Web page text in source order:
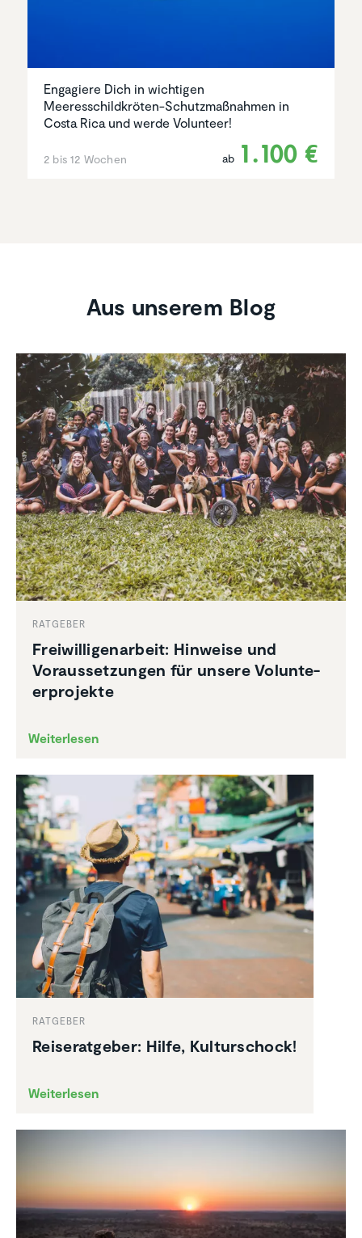
Engagiere Dich in wichtigen
Meeresschildkröten-Schutzmaßnahmen in
Costa Rica und werde Volunteer!
2 bis 12 Wochen ab 1.100 €
Aus unserem Blog
RATGEBER
Freiwil­li­gen­ar­beit: Hinweise und
Voraus­set­zungen für unsere Volun­te­
er­pro­jekte
Weiterlesen
RATGEBER
Reise­rat­geber: Hilfe, Kultur­schock!
Weiterlesen